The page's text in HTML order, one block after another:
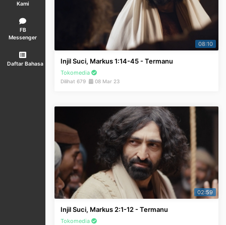
Kami
FB
Messenger
Daftar Bahasa
08:10
Injil Suci, Markus 1:14-45 - Termanu
Tokomedia
Dilihat 679 08 Mar 23
02:59
Injil Suci, Markus 2:1-12 - Termanu
Tokomedia